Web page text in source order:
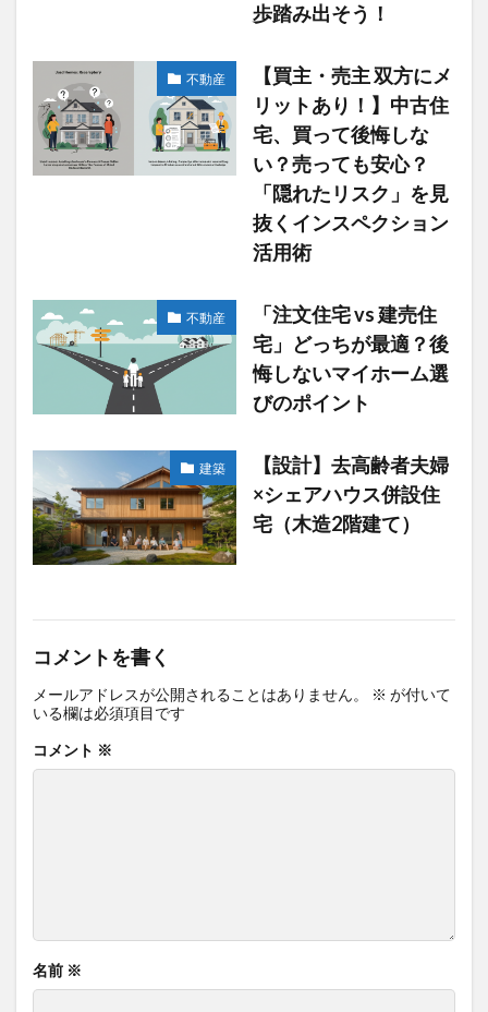
歩踏み出そう！
不動産
【買主・売主 双方にメ
リットあり！】中古住
宅、買って後悔しな
い？売っても安心？
「隠れたリスク」を見
抜くインスペクション
活用術
不動産
「注文住宅 vs 建売住
宅」どっちが最適？後
悔しないマイホーム選
びのポイント
建築
【設計】去高齢者夫婦
×シェアハウス併設住
宅（木造2階建て）
コメントを書く
メールアドレスが公開されることはありません。 ※ が付いて
いる欄は必須項目です
コメント ※
名前 ※